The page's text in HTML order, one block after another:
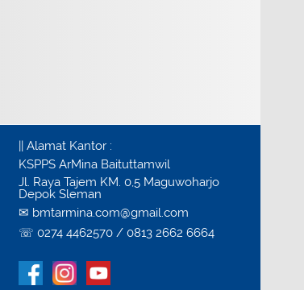
|| Alamat Kantor :
KSPPS ArMina Baituttamwil
Jl. Raya Tajem KM. 0,5 Maguwoharjo
Depok Sleman
✉ bmtarmina.com@gmail.com
☏ 0274 4462570 / 0813 2662 6664